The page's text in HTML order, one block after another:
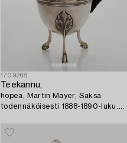
1709268
Teekannu,
hopea, Martin Mayer, Saksa
todennäköisesti 1888-1890-luku.